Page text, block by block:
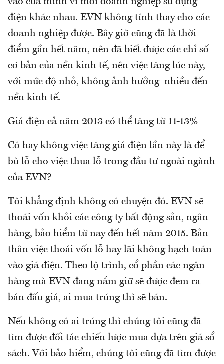
điện khác nhau. EVN không tính thay cho các
doanh nghiệp được. Bây giờ cũng đã là thời
điểm gần hết năm, nên đã biết được các chỉ số
cơ bản của nền kinh tế, nên việc tăng lúc này,
với mức độ nhỏ, không ảnh hưởng nhiều đến
nền kinh tế.
Giá điện cả năm 2013 có thể tăng từ 11-13%
Có hay không việc tăng giá điện lần này là để
bù lỗ cho việc thua lỗ trong đầu tư ngoài ngành
của EVN?
Tôi khẳng định không có chuyện đó. EVN sẽ
thoái vốn khỏi các công ty bất động sản, ngân
hàng, bảo hiểm từ nay đến hết năm 2015. Bản
thân việc thoái vốn lỗ hay lãi không hạch toán
vào giá điện. Theo lộ trình, cổ phần các ngân
hàng mà EVN đang nắm giữ sẽ được đem ra
bán đấu giá, ai mua trúng thì sẽ bán.
Nếu không có ai trúng thì chúng tôi cũng đã
tìm được đối tác chiến lược mua dựa trên giá sổ
sách. Với bảo hiểm, chúng tôi cũng đã tìm được